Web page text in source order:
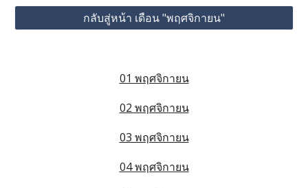
กลับสู่หน้า เดือน "พฤศจิกายน"
01 พฤศจิกายน
02 พฤศจิกายน
03 พฤศจิกายน
04 พฤศจิกายน